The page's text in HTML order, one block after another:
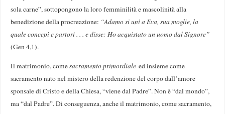
sola carne”, sottopongono la loro femminilità e mascolinità alla
benedizione della procreazione: “Adamo si unì a Eva, sua moglie, la
quale concepì e partorì . . . e disse: Ho acquistato un uomo dal Signore”
(Gen 4,1).
Il matrimonio, comesacramento primordiale ed insieme come
sacramento nato nel mistero della redenzione del corpo dall’amore
sponsale di Cristo e della Chiesa, “viene dal Padre”. Non è “dal mondo”,
ma “dal Padre”. Di conseguenza, anche il matrimonio, come sacramento,